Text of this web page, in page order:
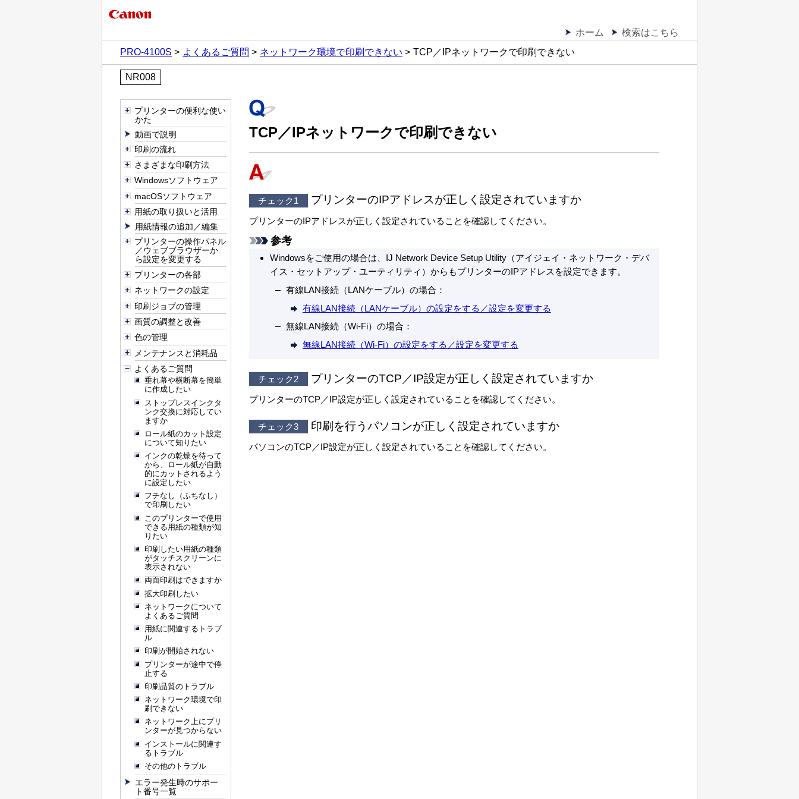
ホーム
検索はこちら
PRO-4100S
よくあるご質問 ネットワーク環境で印刷できない TCP／IPネットワークで印刷できない
NR008
プリンターの便利な使い
かた
動画で説明
印刷の流れ
さまざまな印刷方法
Windowsソフトウェア
macOSソフトウェア
用紙の取り扱いと活用
用紙情報の追加／編集
プリンターの操作パネル
／ウェブブラウザーか
ら設定を変更する
プリンターの各部
ネットワークの設定
印刷ジョブの管理
画質の調整と改善
色の管理
メンテナンスと消耗品
よくあるご質問
垂れ幕や横断幕を簡単
に作成したい
ストップレスインクタ
ンク交換に対応してい
ますか
ロール紙のカット設定
について知りたい
インクの乾燥を待って
から、ロール紙が自動
的にカットされるよう
に設定したい
フチなし（ふちなし）
で印刷したい
このプリンターで使用
できる用紙の種類が知
りたい
印刷したい用紙の種類
がタッチスクリーンに
表示されない
両面印刷はできますか
拡大印刷したい
ネットワークについて
よくあるご質問
用紙に関連するトラブ
ル
印刷が開始されない
プリンターが途中で停
止する
印刷品質のトラブル
ネットワーク環境で印
刷できない
ネットワーク上にプリ
ンターが見つからない
インストールに関連す
るトラブル
その他のトラブル
エラー発生時のサポー
ト番号一覧
TCP／IPネットワークで印刷できない
チェック1 プリンターのIPアドレスが正しく設定されていますか
プリンターのIPアドレスが正しく設定されていることを確認してください。
参考
Windowsをご使用の場合は、IJ Network Device Setup Utility（アイジェイ・ネットワーク・デバ
イス・セットアップ・ユーティリティ）からもプリンターのIPアドレスを設定できます。
有線LAN接続（LANケーブル）の場合：
有線LAN接続（LANケーブル）の設定をする／設定を変更する
無線LAN接続（Wi-Fi）の場合：
無線LAN接続（Wi-Fi）の設定をする／設定を変更する
チェック2 プリンターのTCP／IP設定が正しく設定されていますか
プリンターのTCP／IP設定が正しく設定されていることを確認してください。
チェック3 印刷を行うパソコンが正しく設定されていますか
パソコンのTCP／IP設定が正しく設定されていることを確認してください。